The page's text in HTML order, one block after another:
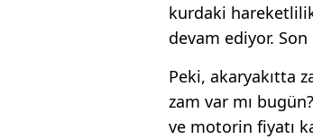
kurdaki
devam ediyor.
Peki, akaryakıtta
zam var mı
ve motorin fiyatı